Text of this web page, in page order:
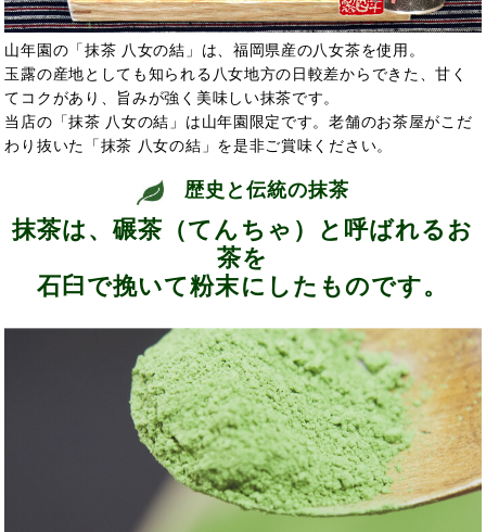
山年園の「抹茶 八女の結」は、福岡県産の八女茶を使用。
玉露の産地としても知られる八女地方の日較差からできた、甘く
てコクがあり、旨みが強く美味しい抹茶です。
当店の「抹茶 八女の結」は山年園限定です。老舗のお茶屋がこだ
わり抜いた「抹茶 八女の結」を是非ご賞味ください。
歴史と伝統の抹茶
抹茶は、碾茶（てんちゃ）と呼ばれるお
茶を
石臼で挽いて粉末にしたものです。